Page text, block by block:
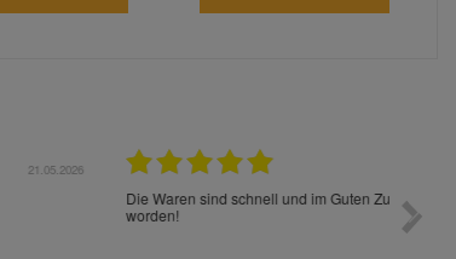
Die Waren sind schnell und im Guten Zustand geliefert